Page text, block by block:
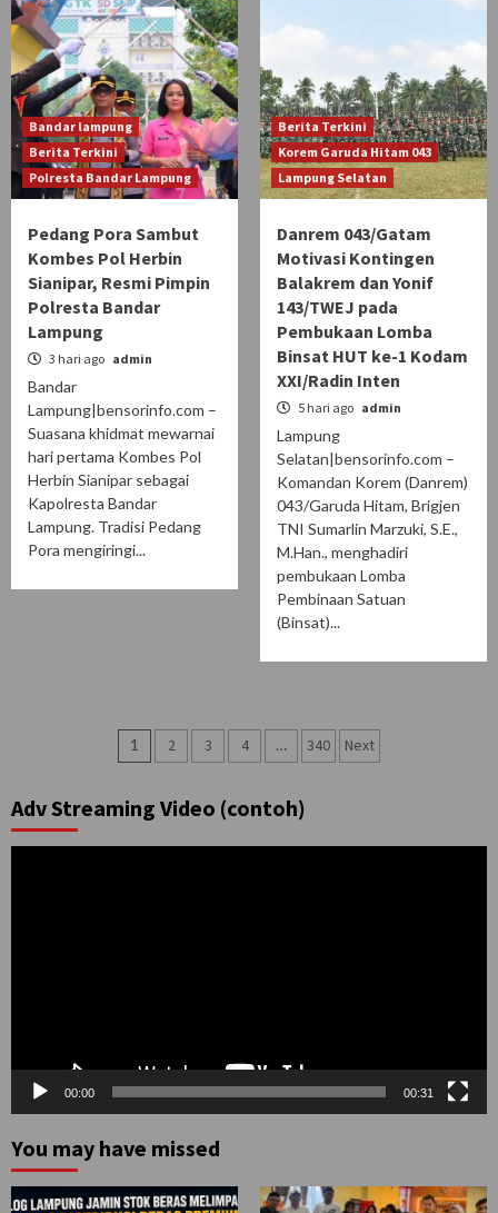
Bandar lampung
Berita Terkini
Polresta Bandar Lampung
Pedang Pora Sambut
Kombes Pol Herbin
Sianipar, Resmi Pimpin
Polresta Bandar
Lampung
3 hari ago admin
Bandar
Lampung|bensorinfo.com –
Suasana khidmat mewarnai
hari pertama Kombes Pol
Herbin Sianipar sebagai
Kapolresta Bandar
Lampung. Tradisi Pedang
Pora mengiringi...
Berita Terkini
Korem Garuda Hitam 043
Lampung Selatan
Danrem 043/Gatam
Motivasi Kontingen
Balakrem dan Yonif
143/TWEJ pada
Pembukaan Lomba
Binsat HUT ke-1 Kodam
XXI/Radin Inten
5 hari ago admin
Lampung
Selatan|bensorinfo.com –
Komandan Korem (Danrem)
043/Garuda Hitam, Brigjen
TNI Sumarlin Marzuki, S.E.,
M.Han., menghadiri
pembukaan Lomba
Pembinaan Satuan
(Binsat)...
Paginasi
1 2 3 4 … 340 Next
Adv Streaming Video (contoh)
00:00 00:31
You may have missed